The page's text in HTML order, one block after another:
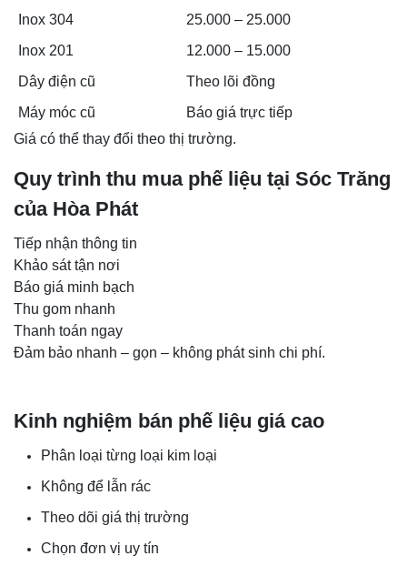
Inox 304
25.000 – 25.000
Inox 201
12.000 – 15.000
Dây điện cũ
Theo lõi đồng
Máy móc cũ
Báo giá trực tiếp
Giá có thể thay đổi theo thị trường.
Quy trình thu mua phế liệu tại Sóc Trăng
của Hòa Phát
Tiếp nhận thông tin
Khảo sát tận nơi
Báo giá minh bạch
Thu gom nhanh
Thanh toán ngay
Đảm bảo nhanh – gọn – không phát sinh chi phí.
Kinh nghiệm bán phế liệu giá cao
Phân loại từng loại kim loại
Không để lẫn rác
Theo dõi giá thị trường
Chọn đơn vị uy tín